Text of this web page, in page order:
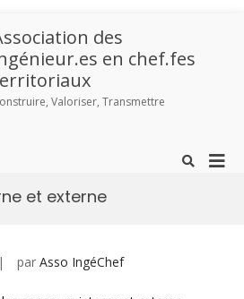
des
en chef.fes
Valoriser, Transmettre
et externe
par Asso IngéChef